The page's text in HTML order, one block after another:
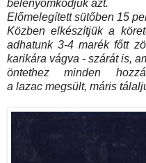
belenyomkodjuk azt.
Előmelegített sütőben 15
Közben elkészítjük a
adhatunk 3-4 marék főtt
karikára vágva - szárát is,
öntethez minden
a lazac megsült, máris